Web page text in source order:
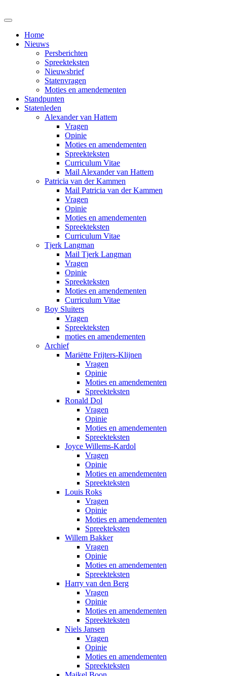
Home
Nieuws
Persberichten
Spreekteksten
Nieuwsbrief
Statenvragen
Moties en amendementen
Standpunten
Statenleden
Alexander van Hattem
Vragen
Opinie
Moties en amendementen
Spreekteksten
Curriculum Vitae
Mail Alexander van Hattem
Patricia van der Kammen
Mail Patricia van der Kammen
Vragen
Opinie
Moties en amendementen
Spreekteksten
Curriculum Vitae
Tjerk Langman
Mail Tjerk Langman
Vragen
Opinie
Spreekteksten
Moties en amendementen
Curriculum Vitae
Boy Sluiters
Vragen
Spreekteksten
moties en amendementen
Archief
Mariëtte Frijters-Klijnen
Vragen
Opinie
Moties en amendementen
Spreekteksten
Ronald Dol
Vragen
Opinie
Moties en amendementen
Spreekteksten
Joyce Willems-Kardol
Vragen
Opinie
Moties en amendementen
Spreekteksten
Louis Roks
Vragen
Opinie
Moties en amendementen
Spreekteksten
Willem Bakker
Vragen
Opinie
Moties en amendementen
Spreekteksten
Harry van den Berg
Vragen
Opinie
Moties en amendementen
Spreekteksten
Niels Jansen
Vragen
Opinie
Moties en amendementen
Spreekteksten